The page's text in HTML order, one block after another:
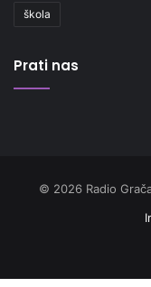
škola
Prati nas
© 2026 Radio